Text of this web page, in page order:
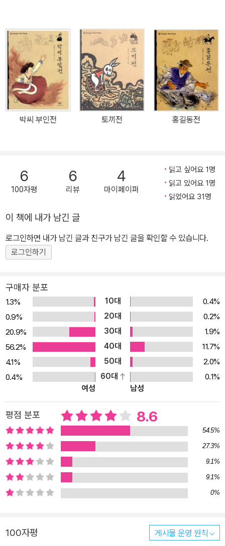
과거에 낙방한 후 저술에 전념하던 박지원은 1780년(정조 4) 박명
원을 따라 청나라를 방문했다. 이 여행은 그의 사상에 커다란 전환점
이 되었다. 그는 충·효·열을 강조하던 전통 도학에서 벗어나 백성의 삶
을 풍요롭게 하는 실학에 주목했다. 자연과학과 서학에도 깊은 관심
을 보인 그는 농업 기술서인 《과농소초》를 저술했다. 나아가 백성에
게 이롭다면 오랑캐의 기술이라도 배워야 한다는 ‘북학’ 정신을 주장
하며 명분에 치우쳤던 당시 조선 사회에 큰 화두를 던졌다. 또한 그는
으로 묘사했을 뿐만 아니라 기존 서체에서 벗어난 파격적인 글씨체를
선보이기도 했다. 풍자와 해학이 돋보이는 그의 문장은 조선 최고 수
〈호질〉을 비롯해 〈민옹전〉, 〈광문자전〉, 〈예덕선생전〉 등 수많은 명작
을 남겼다.
792년에 임금이 성균 유생들에게 열흘에 한 번씩 내려 준 글제에 따
라 지은 그의 글이 순전히 소설문체로 작성되었다고 지적을 받은 적
이 있다. 당시 선비들은 이런 소설문체를 유행처럼 답습했는데 정조
는 당시 성균 유생들로 하여금 매일 사륙문(四六文) 50수를 채우게
해 문체를 바르게 한 후에 과거 시험에 나아가도록 명했다. 정조의 문
체반정은 바로 이를 계기로 시작되었다. 그의 문집 ＜봉성문여(鳳城
文餘)＞의 ＜추기남정시말(追記南征始末)＞에 의하면, 그가 성
지 못해 다시 영남 삼가현(三嘉縣)으로 이충(移充) 편적(編籍)되
었다가 사흘 후에 다시 한양으로 돌아왔다. 1797년(37세)에 별시
(別試) 초시(初試)에서 장원을 차지했으나, 그의 책문이 근래의 격
식에 어긋났다 해서 방말(榜末)에 붙여졌다. 방말이었지만 과거에
군에 대한 청원을 하지 않은 채 고향으로 돌아갔다. 1798년(38세)이
되던 봄에 삼가현에서 소환 독촉이 심해지자, 형부, 병부, 예부에 들러
다시 삼가현에 내려가 118일 동안을 그곳에 머물고 이듬해 2월에 귀
향했다. 그 뒤 그의 활동에 대해서는 자세히 알 수 없다. 다만 신유옥
사(辛酉獄事)가 일어났던 1801년(41세, 순조 1년)에 그는 잠시 귀
경했지만, 성균 유생 시절에 교분을 나누었던 김려(金?)와 그의 아우
김선(金?) 그리고 강이천(姜彛天) 등과 헤어져서 다시 본가에 돌아
와 은둔자적하며 일생을 마칠 때까지 저작 활동에 몰두했다.
박씨 부인전 토끼전 홍길동전
6
100자평
6
리뷰
4
마이페이퍼
읽고 싶어요 1명
읽고 있어요 1명
읽었어요 31명
이 책에 내가 남긴 글
로그인하면 내가 남긴 글과 친구가 남긴 글을 확인할 수 있습니다.
로그인하기
구매자 분포
1.3% 10대
0.4%
0.9%
20대
0.2%
20.9%
30대
1.9%
56.2%
40대
11.7%
4.1%
50대
2.0%
0.4%
60대
0.1%
여성
남성
평점 분포 8.6
54.5%
27.3%
9.1%
9.1%
0%
100자평 게시물 운영 원칙